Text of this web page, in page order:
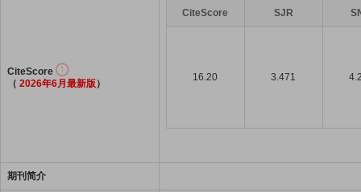
CiteScore
（ 2026年6月最新版）
CiteScore SJR
16.20 3.471
期刊简介